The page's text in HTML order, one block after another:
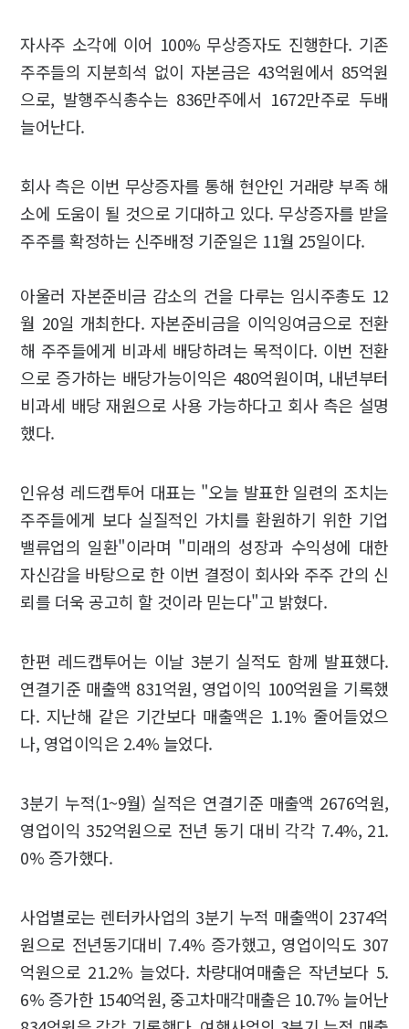
자사주 소각에 이어 100% 무상증자도 진행한다. 기존
주주들의 지분희석 없이 자본금은 43억원에서 85억원
으로, 발행주식총수는 836만주에서 1672만주로 두배
늘어난다.
회사 측은 이번 무상증자를 통해 현안인 거래량 부족 해
소에 도움이 될 것으로 기대하고 있다. 무상증자를 받을
주주를 확정하는 신주배정 기준일은 11월 25일이다.
아울러 자본준비금 감소의 건을 다루는 임시주총도 12
월 20일 개최한다. 자본준비금을 이익잉여금으로 전환
해 주주들에게 비과세 배당하려는 목적이다. 이번 전환
으로 증가하는 배당가능이익은 480억원이며, 내년부터
비과세 배당 재원으로 사용 가능하다고 회사 측은 설명
했다.
인유성 레드캡투어 대표는 "오늘 발표한 일련의 조치는
주주들에게 보다 실질적인 가치를 환원하기 위한 기업
밸류업의 일환"이라며 "미래의 성장과 수익성에 대한
자신감을 바탕으로 한 이번 결정이 회사와 주주 간의 신
뢰를 더욱 공고히 할 것이라 믿는다"고 밝혔다.
한편 레드캡투어는 이날 3분기 실적도 함께 발표했다.
연결기준 매출액 831억원, 영업이익 100억원을 기록했
다. 지난해 같은 기간보다 매출액은 1.1% 줄어들었으
나, 영업이익은 2.4% 늘었다.
3분기 누적(1~9월) 실적은 연결기준 매출액 2676억원,
영업이익 352억원으로 전년 동기 대비 각각 7.4%, 21.
0% 증가했다.
사업별로는 렌터카사업의 3분기 누적 매출액이 2374억
원으로 전년동기대비 7.4% 증가했고, 영업이익도 307
억원으로 21.2% 늘었다. 차량대여매출은 작년보다 5.
6% 증가한 1540억원, 중고차매각매출은 10.7% 늘어난